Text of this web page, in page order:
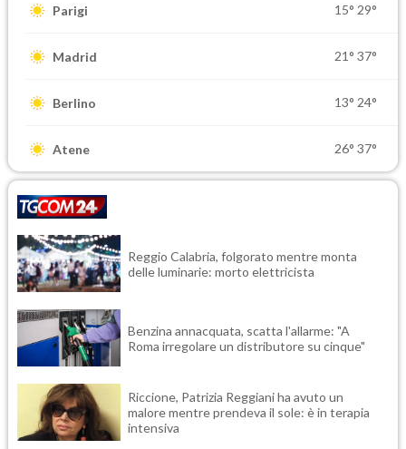
Parigi 15° 29°
Madrid 21° 37°
Berlino 13° 24°
Atene 26° 37°
Reggio Calabria, folgorato mentre monta
delle luminarie: morto elettricista
Benzina annacquata, scatta l'allarme: "A
Roma irregolare un distributore su cinque"
Riccione, Patrizia Reggiani ha avuto un
malore mentre prendeva il sole: è in terapia
intensiva